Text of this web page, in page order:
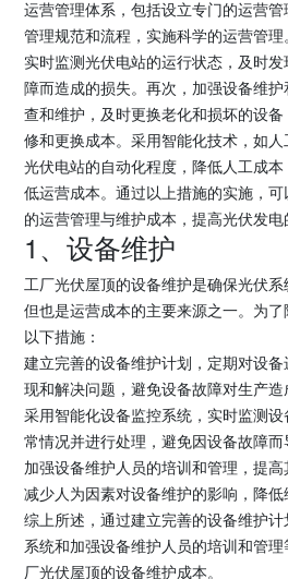
运营管理体系，包括设立专门的运营
管理规范和流程，实施科学的运营管理
实时监测光伏电站的运行状态，及时
障而造成的损失。再次，加强设备维
查和维护，及时更换老化和损坏的设
修和更换成本。采用智能化技术，如
光伏电站的自动化程度，降低人工成
低运营成本。通过以上措施的实施，
的运营管理与维护成本，提高光伏发电
1、设备维护
工厂光伏屋顶的设备维护是确保光伏系
但也是运营成本的主要来源之一。为
以下措施：
建立完善的设备维护计划，定期对设
现和解决问题，避免设备故障对生产造
采用智能化设备监控系统，实时监测
常情况并进行处理，避免因设备故障而
加强设备维护人员的培训和管理，提高
减少人为因素对设备维护的影响，降低
综上所述，通过建立完善的设备维护
系统和加强设备维护人员的培训和管
厂光伏屋顶的设备维护成本。